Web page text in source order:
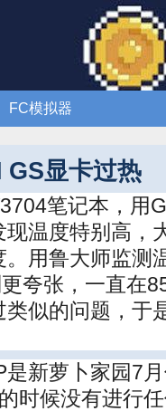
FC模拟器
显卡过热
笔记本，用
温度特别高，
用鲁大师监测
夸张，一直在
似的问题，于
新萝卜家园7
时候没有进行